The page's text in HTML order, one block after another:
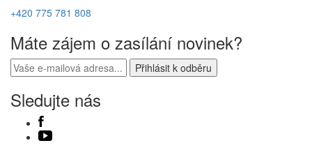
+420 775 781 808
Máte zájem o zasílání novinek?
Sledujte nás